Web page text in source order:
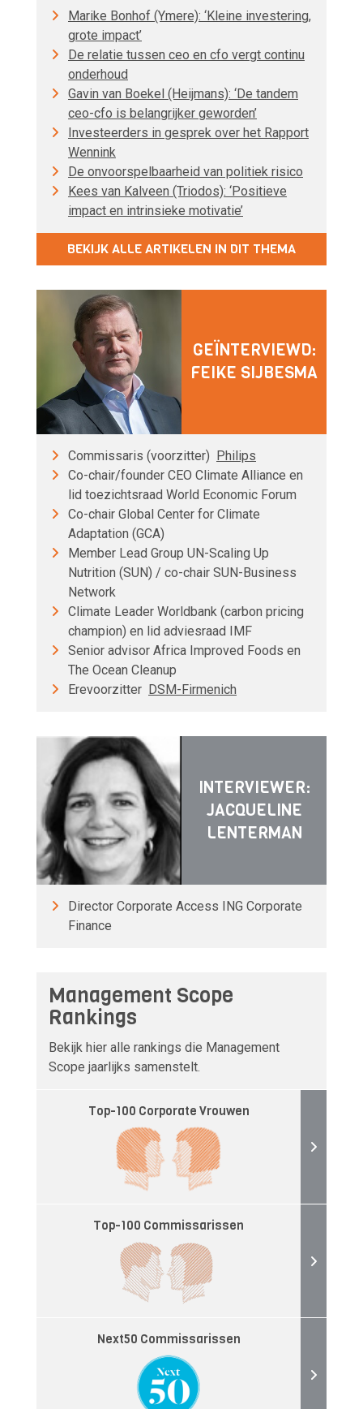
Marike Bonhof (Ymere): ‘Kleine investering,
grote impact’
De relatie tussen ceo en cfo vergt continu
onderhoud
Gavin van Boekel (Heijmans): ‘De tandem
ceo-cfo is belangrijker geworden’
Investeerders in gesprek over het Rapport
Wennink
De onvoorspelbaarheid van politiek risico
Kees van Kalveen (Triodos): ‘Positieve
impact en intrinsieke motivatie’
BEKIJK ALLE ARTIKELEN IN DIT THEMA
GEÏNTERVIEWD:
FEIKE SIJBESMA
Commissaris (voorzitter)
Philips
Co-chair/founder CEO Climate Alliance en
lid toezichtsraad World Economic Forum
Co-chair Global Center for Climate
Adaptation (GCA)
Member Lead Group UN-Scaling Up
Nutrition (SUN) / co-chair SUN-Business
Network
Climate Leader Worldbank (carbon pricing
champion) en lid adviesraad IMF
Senior advisor Africa Improved Foods en
The Ocean Cleanup
Erevoorzitter DSM-Firmenich
INTERVIEWER:
JACQUELINE
LENTERMAN
Director Corporate Access ING Corporate
Finance
Management Scope
Rankings
Bekijk hier alle rankings die Management
Scope jaarlijks samenstelt.
Top-100 Corporate Vrouwen
Top-100 Commissarissen
Next50 Commissarissen